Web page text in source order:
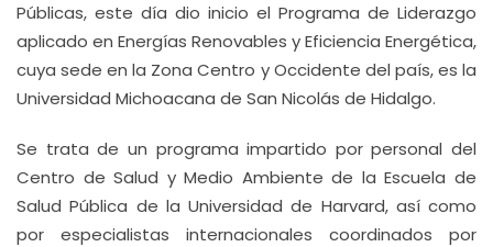
Públicas, este día dio inicio el Programa de Liderazgo
aplicado en Energías Renovables y Eficiencia Energética,
cuya sede en la Zona Centro y Occidente del país, es la
Universidad Michoacana de San Nicolás de Hidalgo.
Se trata de un programa impartido por personal del
Centro de Salud y Medio Ambiente de la Escuela de
Salud Pública de la Universidad de Harvard, así como
por especialistas internacionales coordinados por